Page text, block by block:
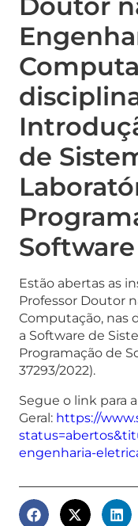
Doutor
de
Estão abertas as
Professor Doutor
Computação, nas
a Software de
Programação de
37293/2022).
Segue o link para
Geral: https://
engenharia-